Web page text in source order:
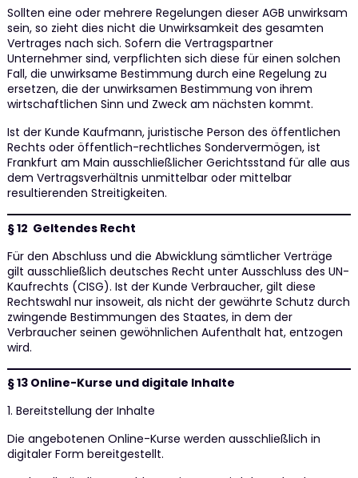
Sollten eine oder mehrere Regelungen dieser AGB unwirksam
sein, so zieht dies nicht die Unwirksamkeit des gesamten
Vertrages nach sich. Sofern die Vertragspartner
Unternehmer sind, verpflichten sich diese für einen solchen
Fall, die unwirksame Bestimmung durch eine Regelung zu
ersetzen, die der unwirksamen Bestimmung von ihrem
wirtschaftlichen Sinn und Zweck am nächsten kommt.
Ist der Kunde Kaufmann, juristische Person des öffentlichen
Rechts oder öffentlich-rechtliches Sondervermögen, ist
Frankfurt am Main ausschließlicher Gerichtsstand für alle aus
dem Vertragsverhältnis unmittelbar oder mittelbar
resultierenden Streitigkeiten.
§ 12 Geltendes Recht
Für den Abschluss und die Abwicklung sämtlicher Verträge
gilt ausschließlich deutsches Recht unter Ausschluss des UN-
Kaufrechts (CISG). Ist der Kunde Verbraucher, gilt diese
Rechtswahl nur insoweit, als nicht der gewährte Schutz durch
zwingende Bestimmungen des Staates, in dem der
Verbraucher seinen gewöhnlichen Aufenthalt hat, entzogen
wird.
§ 13 Online-Kurse und digitale Inhalte
1. Bereitstellung der Inhalte
Die angebotenen Online-Kurse werden ausschließlich in
digitaler Form bereitgestellt.